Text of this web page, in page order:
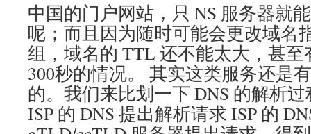
中国的门户网站，只 NS 服务器就
呢；而且因为随时可能会更改域名
组，域名的 TTL 还不能太大，甚至
300秒的情况。 其实这类服务还是
的。我们来比划一下 DNS 的解析
ISP 的 DNS 提出解析请求 ISP 的